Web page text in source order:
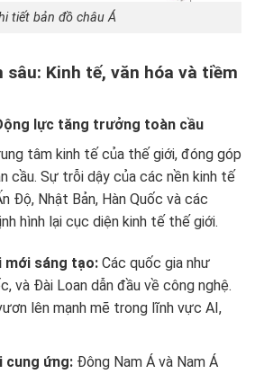
tiết bản đồ châu Á
sâu: Kinh tế, văn hóa và tiềm
lực tăng trưởng toàn cầu
tâm kinh tế của thế giới, đóng góp
cầu. Sự trỗi dậy của các nền kinh tế
Độ, Nhật Bản, Hàn Quốc và các
hình lại cục diện kinh tế thế giới.
mới sáng tạo:Các quốc gia như
và Đài Loan dẫn đầu về công nghệ.
lên mạnh mẽ trong lĩnh vực AI,
cung ứng:Đông Nam Á và Nam Á